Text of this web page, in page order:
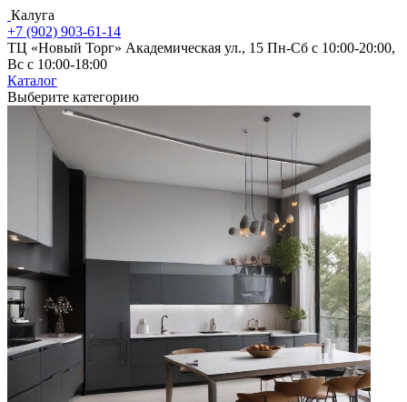
Калуга
+7 (902) 903-61-14
ТЦ «Новый Торг» Академическая ул., 15 Пн-Сб с 10:00-20:00,
Вс с 10:00-18:00
Каталог
Выберите категорию